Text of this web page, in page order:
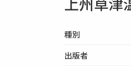
種別
出版者